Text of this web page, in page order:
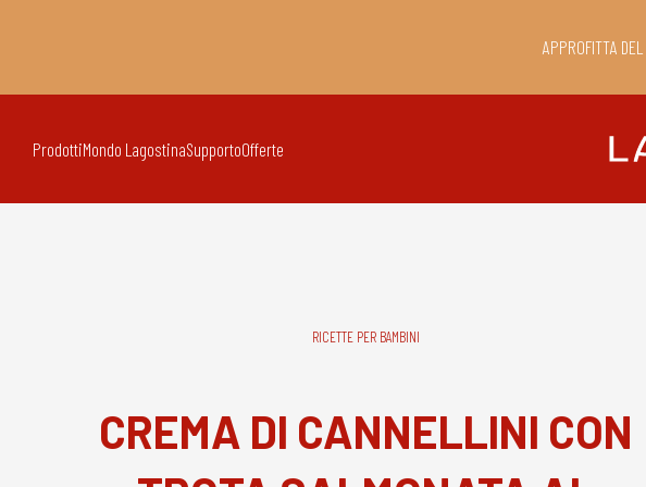
APPROFITTA
ProdottiMondo LagostinaSupportoOfferte
RICETTE PER BAMBINI
CREMA DI CANNELLINI CON